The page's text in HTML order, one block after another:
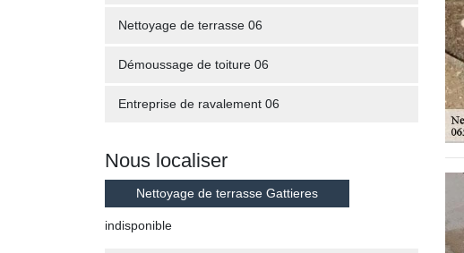
Nettoyage de terrasse 06
Démoussage de toiture 06
Entreprise de ravalement 06
Nous localiser
Nettoyage de terrasse Gattieres
indisponible